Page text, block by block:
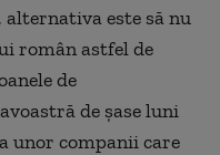
este să nu
român astfel de
de
de şase luni
unor companii care